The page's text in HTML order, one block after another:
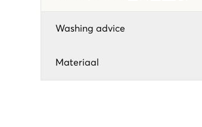
Washing advice
Materiaal